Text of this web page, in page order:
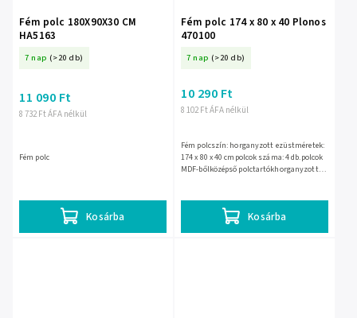
Fém polc 180X90X30 CM
HA5163
7 nap (>20 db)
8 732 Ft ÁFA nélkül
11 090 Ft
Kosárba
Fém polc
Fém polc 174 x 80 x 40 Plonos
470100
7 nap (>20 db)
8 102 Ft ÁFA nélkül
10 290 Ft
Kosárba
Fém polcszín: horganyzott ezüstméretek:
174 x 80 x 40 cmpolcok száma: 4 db.polcok
MDF-bőlközépső polctartókhorganyzott